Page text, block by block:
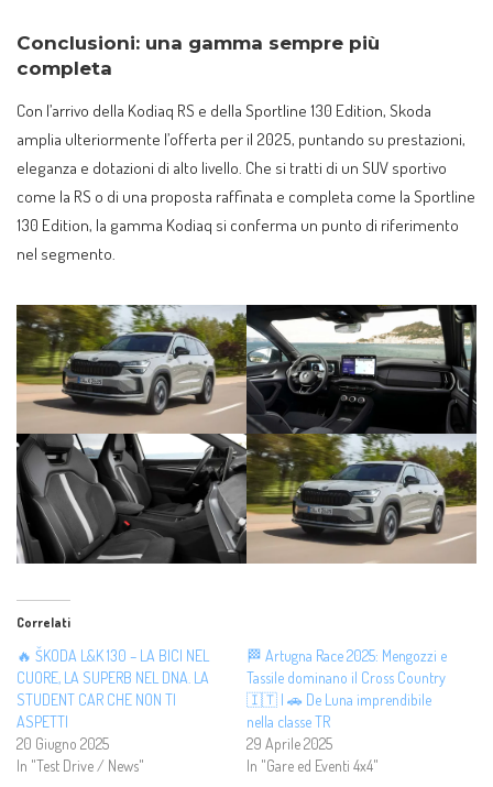
Conclusioni: una gamma sempre più
completa
Con l’arrivo della Kodiaq RS e della Sportline 130 Edition, Skoda
amplia ulteriormente l’offerta per il 2025, puntando su prestazioni,
eleganza e dotazioni di alto livello. Che si tratti di un SUV sportivo
come la RS o di una proposta raffinata e completa come la Sportline
130 Edition, la gamma Kodiaq si conferma un punto di riferimento
nel segmento.
Correlati
🔥 ŠKODA L&K 130 – LA BICI NEL
CUORE, LA SUPERB NEL DNA. LA
STUDENT CAR CHE NON TI
ASPETTI
20 Giugno 2025
In "Test Drive / News"
🏁 Artugna Race 2025: Mengozzi e
Tassile dominano il Cross Country
🇮🇹 | 🚗 De Luna imprendibile
nella classe TR
29 Aprile 2025
In "Gare ed Eventi 4x4"